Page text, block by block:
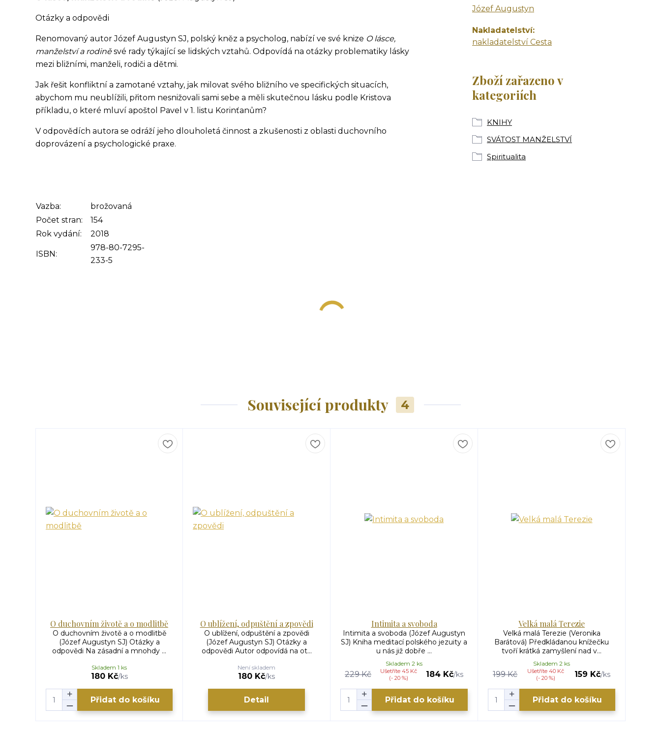
Otázky a odpovědi
Renomovaný autor Józef Augustyn SJ, polský kněz a psycholog, nabízí ve své knize O lásce,
manželství a rodiněsvé rady týkající se lidských vztahů. Odpovídá na otázky problematiky lásky
mezi bližními, manželi, rodiči a dětmi.
Jak řešit konfliktní a zamotané vztahy, jak milovat svého bližního ve specifických situacích,
abychom mu neublížili, přitom nesnižovali sami sebe a měli skutečnou lásku podle Kristova
příkladu, o které mluví apoštol Pavel v 1. listu Korinťanům?
V odpovědích autora se odráží jeho dlouholetá činnost a zkušenosti z oblasti duchovního
doprovázení a psychologické praxe.
Vazba:
brožovaná
Počet stran:
154
Rok vydání:
2018
ISBN:
978-80-7295-
233-5
Józef Augustyn
Nakladatelství
nakladatelství Cesta
Zboží zařazeno v
kategoriích
KNIHY
SVÁTOST MANŽELSTVÍ
Spiritualita
Související produkty 4
O duchovním životě a o modlitbě
O duchovním životě a o modlitbě
(Józef Augustyn SJ) Otázky a
odpovědi Na zásadní a mnohdy ...
180 Kč/ks
Skladem 1 ks
Přidat do košíku
O ublížení, odpuštění a zpovědi
O ublížení, odpuštění a zpovědi
(Józef Augustyn SJ) Otázky a
odpovědi Autor odpovídá na ot...
180 Kč/ks
Není skladem
Detail
Intimita a svoboda
Intimita a svoboda (Józef Augustyn
SJ) Kniha meditací polského jezuity a
u nás již dobře ...
229 Kč
Ušetříte 45 Kč
(- 20 %)
184 Kč/ks
Skladem 2 ks
Přidat do košíku
Velká malá Terezie
Velká malá Terezie (Veronika
Barátová) Předkládanou knížečku
tvoří krátká zamyšlení nad v...
199 Kč
Ušetříte 40 Kč
(- 20 %)
159 Kč/ks
Skladem 2 ks
Přidat do košíku